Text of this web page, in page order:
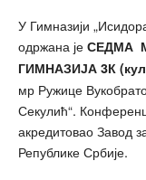
У Гимназији
одржана је СЕДМА
ГИМНАЗИЈА 3К
мр Ружице
Секулић“.
акредитовао Завод
Републике Србије.